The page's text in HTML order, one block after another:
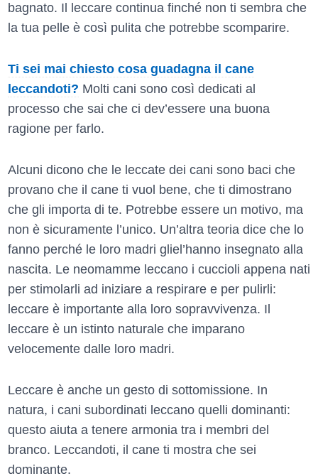
bagnato. Il leccare continua finché non ti sembra che
la tua pelle è così pulita che potrebbe scomparire.
Ti sei mai chiesto cosa guadagna il cane
leccandoti? Molti cani sono così dedicati al
processo che sai che ci dev’essere una buona
ragione per farlo.
Alcuni dicono che le leccate dei cani sono baci che
provano che il cane ti vuol bene, che ti dimostrano
che gli importa di te. Potrebbe essere un motivo, ma
non è sicuramente l’unico. Un’altra teoria dice che lo
fanno perché le loro madri gliel’hanno insegnato alla
nascita. Le neomamme leccano i cuccioli appena nati
per stimolarli ad iniziare a respirare e per pulirli:
leccare è importante alla loro sopravvivenza. Il
leccare è un istinto naturale che imparano
velocemente dalle loro madri.
Leccare è anche un gesto di sottomissione. In
natura, i cani subordinati leccano quelli dominanti:
questo aiuta a tenere armonia tra i membri del
branco. Leccandoti, il cane ti mostra che sei
dominante.